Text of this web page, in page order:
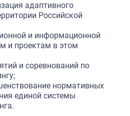
адаптивного
Российской
и информационной
и проектам в этом
и соревнований по
нормативных
единой системы